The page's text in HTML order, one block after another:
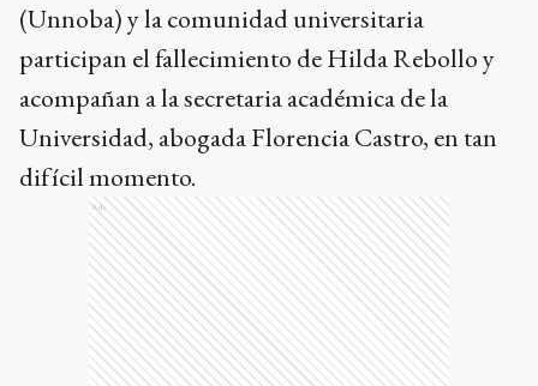
(Unnoba) y la comunidad universitaria
participan el fallecimiento de Hilda Rebollo y
acompañan a la secretaria académica de la
Universidad, abogada Florencia Castro, en tan
difícil momento.
Ads